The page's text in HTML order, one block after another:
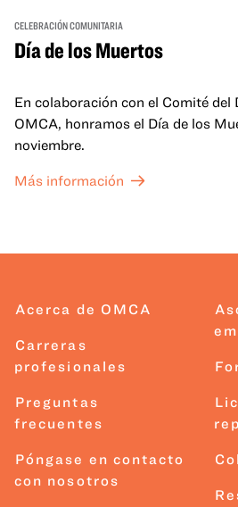
CELEBRACIÓN COMUNITARIA
Día de los Muertos
En colaboración con el Comité del
OMCA, honramos el Día de los
noviembre.
Más información
Acerca de OMCA
Carreras
profesionales
Preguntas
frecuentes
Póngase en contacto
con nosotros